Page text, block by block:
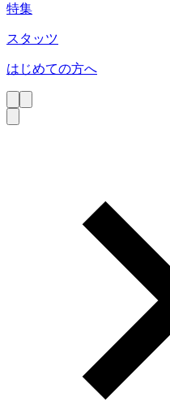
特集
スタッツ
はじめての方へ